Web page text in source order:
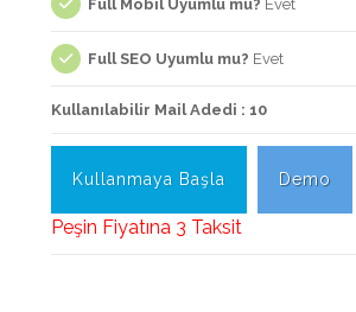
Full Mobil Uyumlu mu? Evet
Full SEO Uyumlu mu? Evet
Kullanılabilir Mail Adedi : 10
Kullanmaya Başla Demo
Peşin Fiyatına 3 Taksit